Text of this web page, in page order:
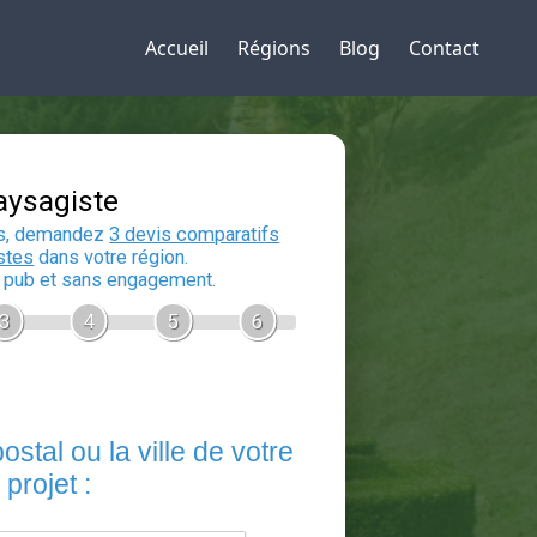
Accueil Régions Blog Contact
Devis Paysagiste
En 5 minutes, demandez
auxpaysagistesdans votre région.
Gratuit, sans pub et sans engagement.